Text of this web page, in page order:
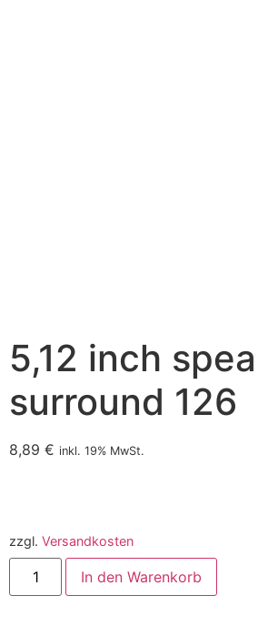
5,12 inch
surround 126
8,89 € inkl. 19% MwSt.
zzgl. Versandkosten
In den Warenkorb